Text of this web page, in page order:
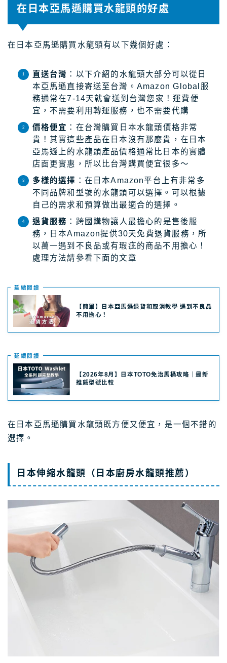
在日本亞馬遜購買水龍頭的好處
在日本亞馬遜購買水龍頭有以下幾個好處：
直送台灣 ：以下介紹的水龍頭大部分可以從日
本亞馬遜直接寄送至台灣。Amazon Global服
務通常在7-14天就會送到台灣您家！運費便
宜，不需要利用轉運服務，也不需要代購
價格便宜 ：在台灣購買日本水龍頭價格非常
貴！其實這些產品在日本沒有那麼貴，在日本
亞馬遜上的水龍頭產品價格通常比日本的實體
店面更實惠，所以比台灣購買便宜很多～
多樣的選擇 ：在日本Amazon平台上有非常多
不同品牌和型號的水龍頭可以選擇。可以根據
自己的需求和預算做出最適合的選擇。
退貨服務 ：跨國購物讓人最擔心的是售後服
務，日本Amazon提供30天免費退貨服務，所
以萬一遇到不良品或有瑕疵的商品不用擔心！
處理方法請參看下面的文章
延續閲讀
【簡單】日本亞馬遜退貨和取消教學 遇到不良品
不用擔心！
延續閲讀
【2026年8月】日本TOTO免治馬桶攻略｜最新
推薦型號比較
在日本亞馬遜購買水龍頭既方便又便宜，是一個不錯的
選擇。
日本伸縮水龍頭（日本廚房水龍頭推薦 ）